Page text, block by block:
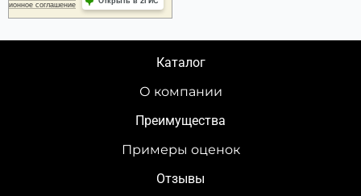
Каталог
О компании
Преимущества
Примеры оценок
Отзывы